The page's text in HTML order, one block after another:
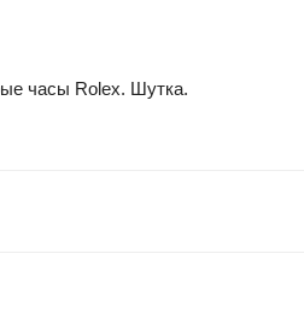
часы Rolex. Шутка.